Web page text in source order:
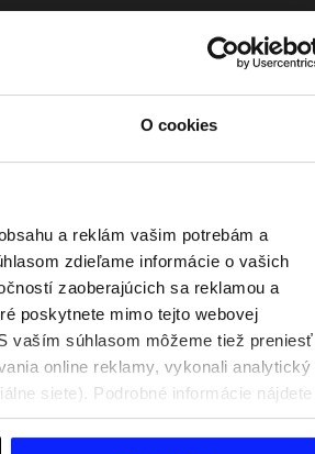
O cookies
a reklám vašim potrebám a
zdieľame informácie o vašich
zaoberajúcich sa reklamou a
poskytnete mimo tejto webovej
vaším súhlasom môžeme tiež preniesť
online reklamy, vykonali analytický
siete). Podrobné informácie nájdete
obliecť na
Nová kolekcia 4F na
Športová funkčnosť